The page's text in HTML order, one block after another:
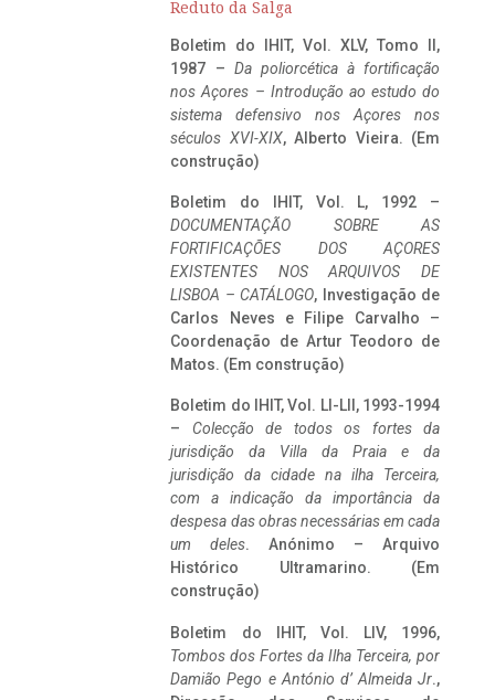
Reduto da Salga
Boletim do IHIT, Vol. XLV, Tomo II,
1987 – Da poliorcética à fortificação
nos Açores – Introdução ao estudo do
sistema defensivo nos Açores nos
séculos XVI-XIX, Alberto Vieira. (Em
construção)
Boletim do IHIT, Vol. L, 1992 –
DOCUMENTAÇÃO SOBRE AS
FORTIFICAÇÕES DOS AÇORES
EXISTENTES NOS ARQUIVOS DE
LISBOA – CATÁLOGO, Investigação de
Carlos Neves e Filipe Carvalho –
Coordenação de Artur Teodoro de
Matos. (Em construção)
Boletim do IHIT, Vol. LI-LII, 1993-1994
– Colecção de todos os fortes da
jurisdição da Villa da Praia e da
jurisdição da cidade na ilha Terceira,
com a indicação da importância da
despesa das obras necessárias em cada
um deles. Anónimo – Arquivo
Histórico Ultramarino. (Em
construção)
Boletim do IHIT, Vol. LIV, 1996,
Tombos dos Fortes da Ilha Terceira, por
Damião Pego e António d’ Almeida Jr.,